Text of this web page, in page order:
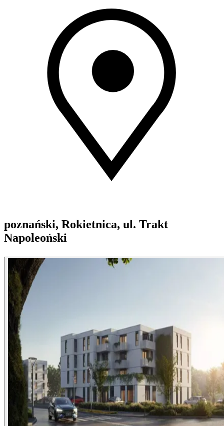
poznański, Rokietnica, ul. Trakt
Napoleoński